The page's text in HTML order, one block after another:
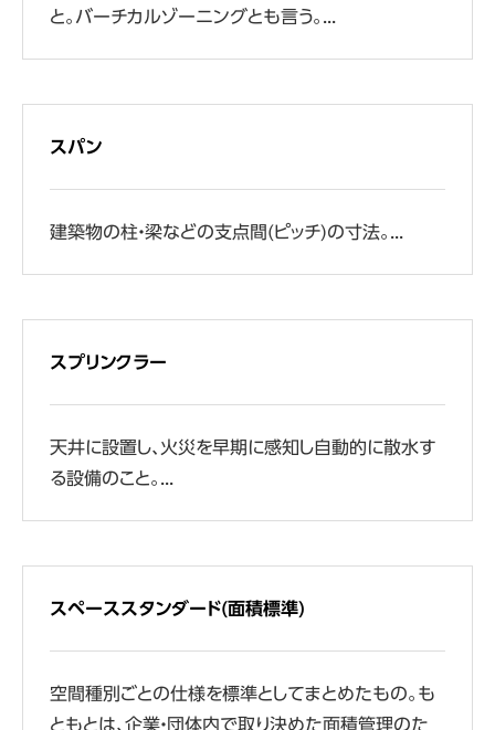
と。バーチカルゾーニングとも言う。...
スパン
建築物の柱・梁などの支点間(ピッチ)の寸法。...
スプリンクラー
天井に設置し、火災を早期に感知し自動的に散水す
る設備のこと。...
スペーススタンダード(面積標準)
空間種別ごとの仕様を標準としてまとめたもの。も
ともとは、企業・団体内で取り決めた面積管理のた